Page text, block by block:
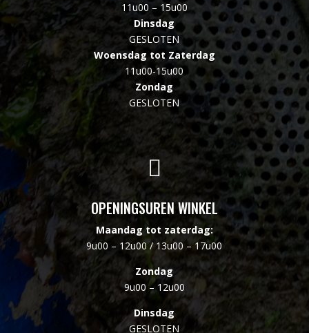
11u00 – 15u00
Dinsdag
GESLOTEN
Woensdag tot Zaterdag
11u00-15u00
Zondag
GESLOTEN

OPENINGSUREN WINKEL
Maandag tot zaterdag:
9u00 – 12u00 / 13u00 – 17u00
Zondag
9u00 – 12u00
Dinsdag
GESLOTEN